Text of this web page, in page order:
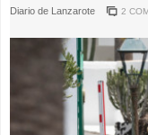
Diario de Lanzarote 2